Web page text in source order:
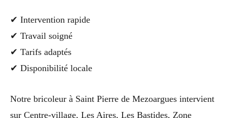
✔ Intervention rapide
✔ Travail soigné
✔ Tarifs adaptés
✔ Disponibilité locale
Notre bricoleur à Saint Pierre de Mezoargues intervient
sur Centre-village, Les Aires, Les Bastides, Zone